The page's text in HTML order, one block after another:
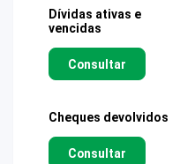
Dívidas ativas e
vencidas
Consultar
Cheques devolvidos
Consultar